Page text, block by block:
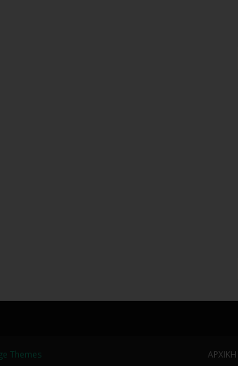
ΑΡΧΙΚΗ
Themes